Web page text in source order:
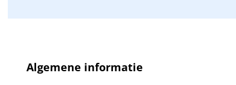
Algemene informatie